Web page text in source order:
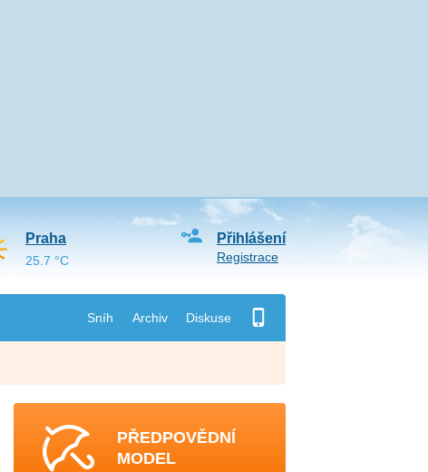
Sníh Archiv Diskuse
Přihlášení
Registrace
Praha
25.7 °C
PŘEDPOVĚDNÍ
MODEL